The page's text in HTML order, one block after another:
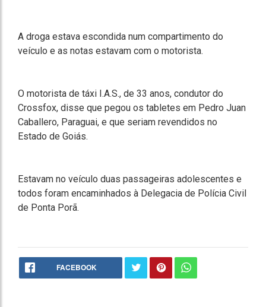
A droga estava escondida num compartimento do
veículo e as notas estavam com o motorista.
O motorista de táxi I.A.S., de 33 anos, condutor do
Crossfox, disse que pegou os tabletes em Pedro Juan
Caballero, Paraguai, e que seriam revendidos no
Estado de Goiás.
Estavam no veículo duas passageiras adolescentes e
todos foram encaminhados à Delegacia de Polícia Civil
de Ponta Porã.
FACEBOOK